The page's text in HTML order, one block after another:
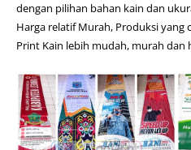
dengan pilihan bahan kain dan
Harga relatif Murah, Produksi yang
Print Kain lebih mudah, murah dan